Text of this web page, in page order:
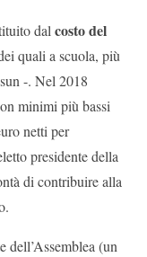
dalcosto del
quali a scuola, più
-. Nel 2018
minimi più bassi
netti per
presidente della
di contribuire alla
dell’Assemblea (un